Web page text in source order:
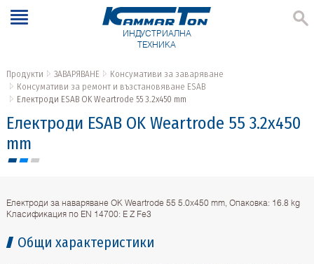
ИНДУСТРИАЛНА
ТЕХНИКА
Продукти ЗАВАРЯВАНЕ
Консумативи за заваряване
Консумативи за ремонт и възстановяване ESAB
Електроди ESAB OK Weartrode 55 3.2x450 mm
Електроди ESAB OK Weartrode 55 3.2x450
mm
Електроди за наваряване OK Weartrode 55 5.0x450 mm, Опаковка: 16.8 kg
Класификация по EN 14700: E Z Fe3
Общи характеристики